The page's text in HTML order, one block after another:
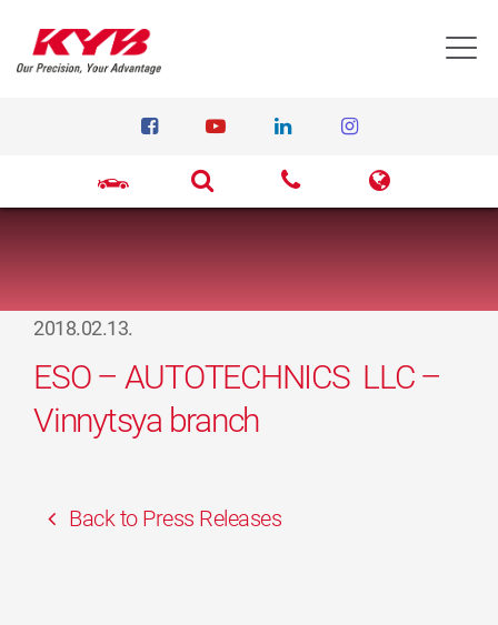
2018.02.13.
ESO – AUTOTECHNICS LLC –
Vinnytsya branch
Back to Press Releases